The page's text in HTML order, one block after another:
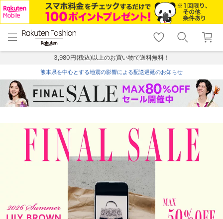
menu home
トップ
shopping_cart lock_outline
ログイン
3,980円(税込)以上のお買い物で送料無料！
熊本県を中心とする地震の影響による配送遅延のお知らせ